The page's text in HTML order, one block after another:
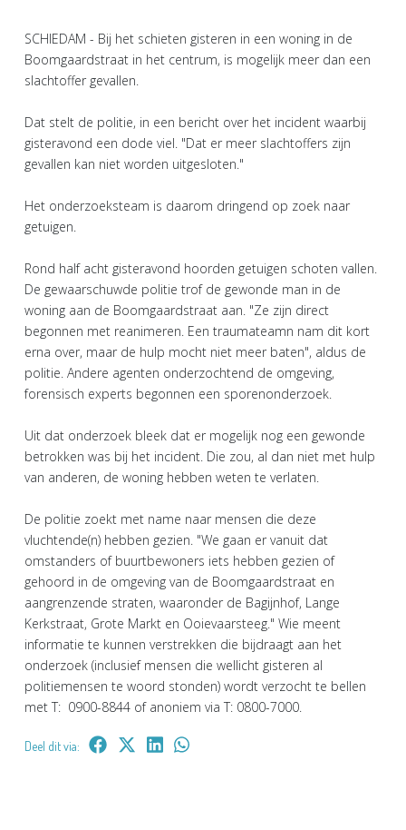
SCHIEDAM - Bij het schieten gisteren in een woning in de
Boomgaardstraat in het centrum, is mogelijk meer dan een
slachtoffer gevallen.
Dat stelt de politie, in een bericht over het incident waarbij
gisteravond een dode viel. "Dat er meer slachtoffers zijn
gevallen kan niet worden uitgesloten."
Het onderzoeksteam is daarom dringend op zoek naar
getuigen.
Rond half acht gisteravond hoorden getuigen schoten vallen.
De gewaarschuwde politie trof de gewonde man in de
woning aan de Boomgaardstraat aan. "Ze zijn direct
begonnen met reanimeren. Een traumateamn nam dit kort
erna over, maar de hulp mocht niet meer baten", aldus de
politie. Andere agenten onderzochtend de omgeving,
forensisch experts begonnen een sporenonderzoek.
Uit dat onderzoek bleek dat er mogelijk nog een gewonde
betrokken was bij het incident. Die zou, al dan niet met hulp
van anderen, de woning hebben weten te verlaten.
De politie zoekt met name naar mensen die deze
vluchtende(n) hebben gezien. "We gaan er vanuit dat
omstanders of buurtbewoners iets hebben gezien of
gehoord in de omgeving van de Boomgaardstraat en
aangrenzende straten, waaronder de Bagijnhof, Lange
Kerkstraat, Grote Markt en Ooievaarsteeg." Wie meent
informatie te kunnen verstrekken die bijdraagt aan het
onderzoek (inclusief mensen die wellicht gisteren al
politiemensen te woord stonden) wordt verzocht te bellen
met T: 0900-8844 of anoniem via T: 0800-7000.
Deel dit via: